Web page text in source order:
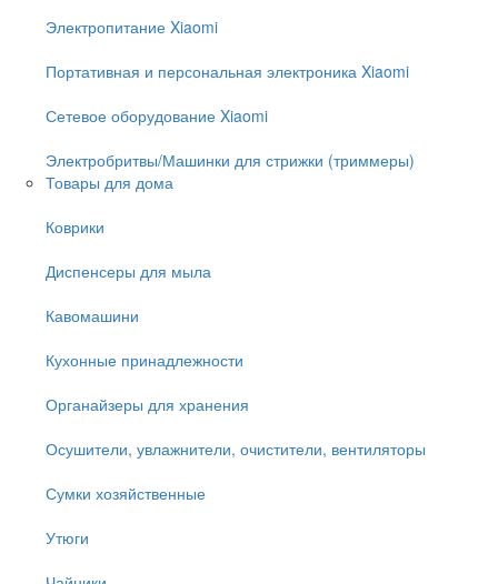
Электропитание Xiaomi
Портативная и персональная электроника Xiaomi
Сетевое оборудование Xiaomi
Электробритвы/Машинки для стрижки (триммеры)
Товары для дома
Коврики
Диспенсеры для мыла
Кавомашини
Кухонные принадлежности
Органайзеры для хранения
Осушители, увлажнители, очистители, вентиляторы
Сумки хозяйственные
Утюги